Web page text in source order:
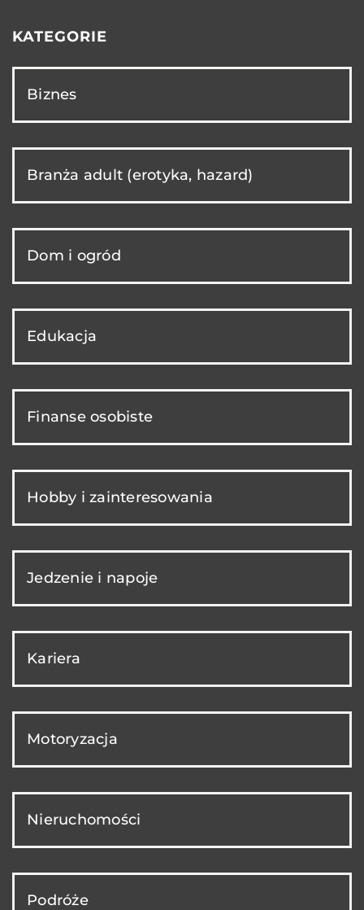
KATEGORIE
Biznes
Branża adult (erotyka, hazard)
Dom i ogród
Edukacja
Finanse osobiste
Hobby i zainteresowania
Jedzenie i napoje
Kariera
Motoryzacja
Nieruchomości
Podróże